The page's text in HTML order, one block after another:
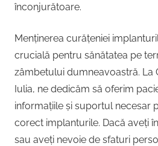
înconjurătoare.
Menținerea curățeniei
crucială pentru sănătatea pe
zâmbetului dumneavoastră. La
Iulia, ne dedicăm să oferim
informațiile și suportul necesar
corect implanturile. Dacă aveți
sau aveți nevoie de sfaturi